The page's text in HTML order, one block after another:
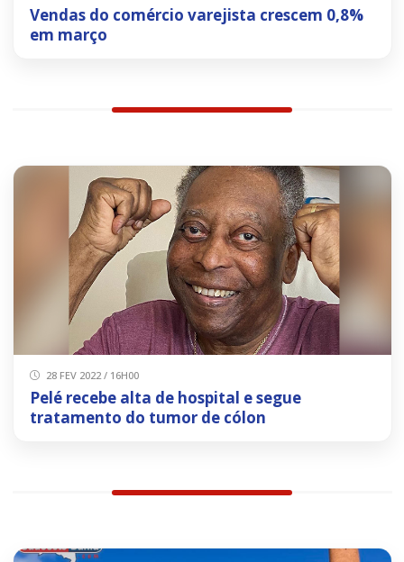
Vendas do comércio varejista crescem 0,8%
em março
28 FEV 2022 / 16H00
Pelé recebe alta de hospital e segue
tratamento do tumor de cólon